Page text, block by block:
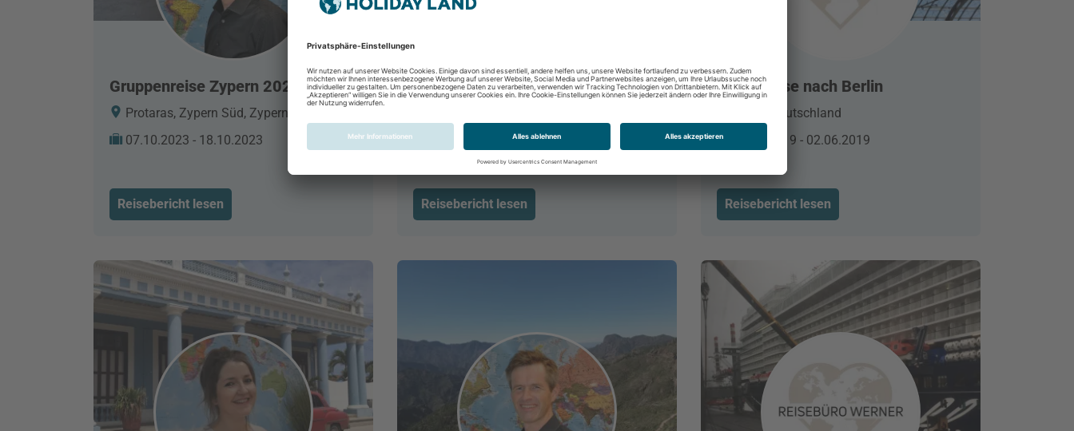
Gruppenreise Zypern 2023
Protaras, Zypern Süd, Zypern
07.10.2023 - 18.10.2023
Reisebericht lesen
Bulgarien - Urlaub für Jung & Alt
(Varna), Bulgarien
02.06.2019 - 06.06.2019
Reisebericht lesen
Städtereise nach Berlin
Berlin, Deutschland
29.05.2019 - 02.06.2019
Reisebericht lesen